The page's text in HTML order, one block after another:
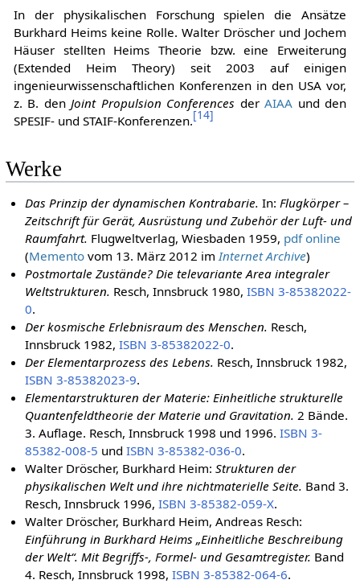
In der physikalischen Forschung spielen die Ansätze
Burkhard Heims keine Rolle. Walter Dröscher und Jochem
Häuser stellten Heims Theorie bzw. eine Erweiterung
(Extended Heim Theory) seit 2003 auf einigen
ingenieurwissenschaftlichen Konferenzen in den USA vor,
z. B. denJoint Propulsion Conferences derAIAA und den
SPESIF- und STAIF-Konferenzen.[14]
Werke
Das Prinzip der dynamischen Kontrabarie. In:Flugkörper –
Zeitschrift für Gerät, Ausrüstung und Zubehör der Luft- und
Raumfahrt. Flugweltverlag, Wiesbaden 1959, pdf online
(Memento vom 13. März 2012 imInternet Archive)
Postmortale Zustände? Die televariante Area integraler
Weltstrukturen. Resch, Innsbruck 1980,ISBN 3-85382022-
0.
Der kosmische Erlebnisraum des Menschen. Resch,
Innsbruck 1982,ISBN 3-85382022-0.
Der Elementarprozess des Lebens. Resch, Innsbruck 1982,
ISBN 3-85382023-9.
Elementarstrukturen der Materie: Einheitliche strukturelle
Quantenfeldtheorie der Materie und Gravitation. 2 Bände.
3. Auflage. Resch, Innsbruck 1998 und 1996.ISBN 3-
85382-008-5 undISBN 3-85382-036-0.
Walter Dröscher, Burkhard Heim:Strukturen der
physikalischen Welt und ihre nichtmaterielle Seite. Band 3.
Resch, Innsbruck 1996,ISBN 3-85382-059-X.
Walter Dröscher, Burkhard Heim, Andreas Resch:
Einführung in Burkhard Heims „Einheitliche Beschreibung
der Welt“. Mit Begriffs-, Formel- und Gesamtregister. Band
4. Resch, Innsbruck 1998,ISBN 3-85382-064-6.